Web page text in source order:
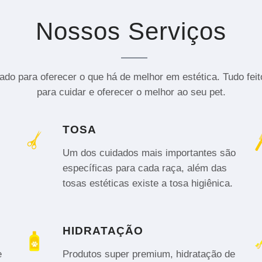
Nossos Serviços
para oferecer o que há de melhor em estética. Tudo
para cuidar e oferecer o melhor ao seu pet.
TOSA
Um dos cuidados mais importantes são
específicas para cada raça, além das
tosas estéticas existe a tosa higiênica.
HIDRATAÇÃO
Produtos super premium, hidratação de